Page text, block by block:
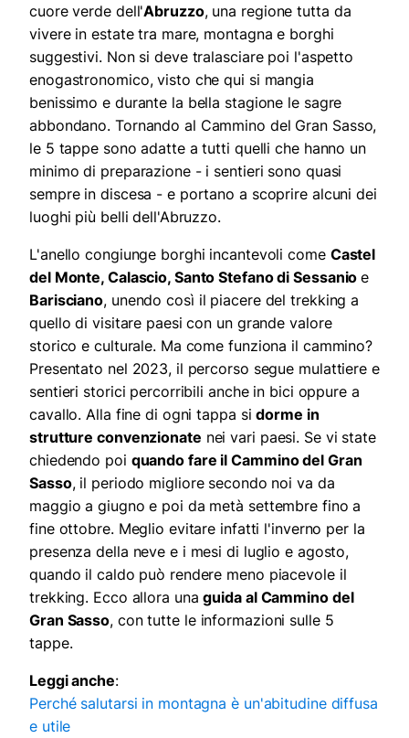
cuore verde dell'Abruzzo, una regione tutta da
vivere in estate tra mare, montagna e borghi
suggestivi. Non si deve tralasciare poi l'aspetto
enogastronomico, visto che qui si mangia
benissimo e durante la bella stagione le sagre
abbondano. Tornando al Cammino del Gran Sasso,
le 5 tappe sono adatte a tutti quelli che hanno un
minimo di preparazione - i sentieri sono quasi
sempre in discesa - e portano a scoprire alcuni dei
luoghi più belli dell'Abruzzo.
L'anello congiunge borghi incantevoli come Castel
del Monte, Calascio, Santo Stefano di Sessanioe
Barisciano, unendo così il piacere del trekking a
quello di visitare paesi con un grande valore
storico e culturale. Ma come funziona il cammino?
Presentato nel 2023, il percorso segue mulattiere e
sentieri storici percorribili anche in bici oppure a
cavallo. Alla fine di ogni tappa sidorme in
strutture convenzionate nei vari paesi. Se vi state
chiedendo poi quando fare il Cammino del Gran
Sasso, il periodo migliore secondo noi va da
maggio a giugno e poi da metà settembre fino a
fine ottobre. Meglio evitare infatti l'inverno per la
presenza della neve e i mesi di luglio e agosto,
quando il caldo può rendere meno piacevole il
trekking. Ecco allora unaguida al Cammino del
Gran Sasso, con tutte le informazioni sulle 5
tappe.
Leggi anche:
Perché salutarsi in montagna è un'abitudine diffusa
e utile